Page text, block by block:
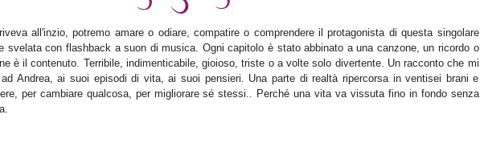
all'inzio, potremo amare o odiare, compatire o comprendere il protagonista di questa singolare
svelata con flashback a suon di musica. Ogni capitolo è stato abbinato a una canzone, un ricordo o
è il contenuto. Terribile, indimenticabile, gioioso, triste o a volte solo divertente. Un racconto che mi
Andrea, ai suoi episodi di vita, ai suoi pensieri. Una parte di realtà ripercorsa in ventisei brani e
per cambiare qualcosa, per migliorare sé stessi.. Perché una vita va vissuta fino in fondo senza